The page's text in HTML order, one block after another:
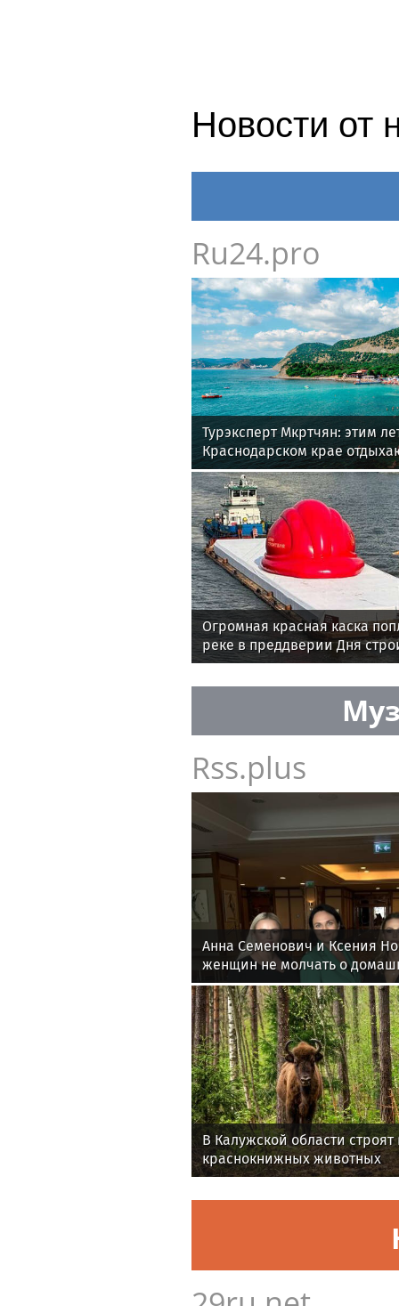
Новости от
Ru24.pro
Турэксперт Мкртчян: этим
Краснодарском крае
Огромная красная каска
реке в преддверии Дня
Rss.plus
Анна Семенович и Ксения
женщин не молчать о
В Калужской области
краснокнижных животных